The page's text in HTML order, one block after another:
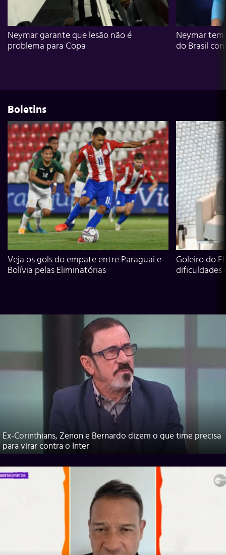
Neymar garante que lesão não é
problema para Copa
Neymar
do Brasil
Boletins
Veja os gols do empate entre Paraguai e
Bolívia pelas Eliminatórias
Goleiro do
dificuldades
Ex-Corinthians, Zenon e Bernardo dizem o que time precisa
para virar contra o Inter